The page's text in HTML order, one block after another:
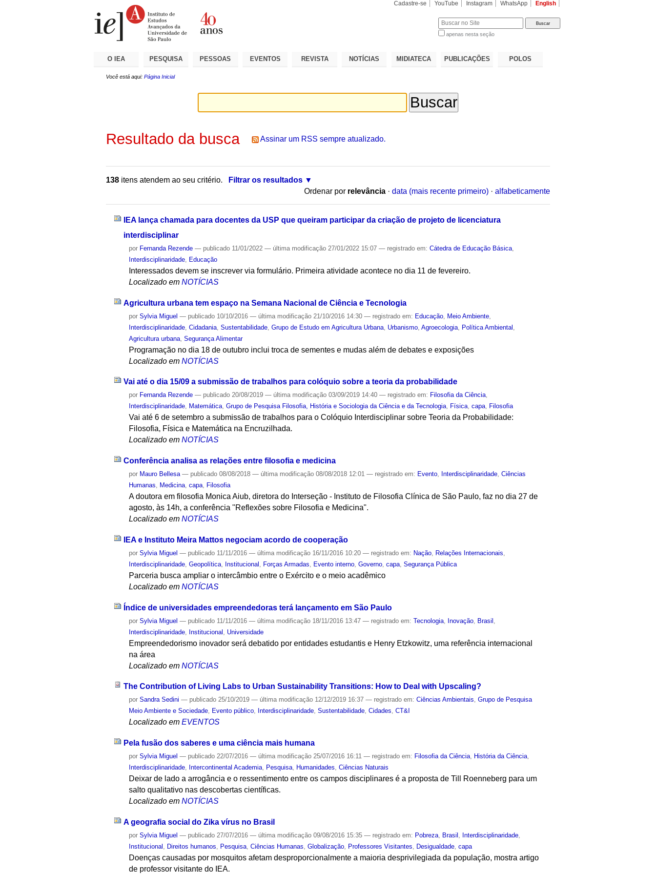
Cadastre-se YouTube Instagram WhatsApp English
apenas nesta seção
O IEA PESQUISA PESSOAS EVENTOS REVISTA NOTÍCIAS MIDIATECA PUBLICAÇÕES POLOS
Você está aqui: Página Inicial
Resultado da busca Assinar um RSS sempre atualizado.
138 itens atendem ao seu critério.
Filtrar os resultados
Ordenar por relevância · data (mais recente primeiro) · alfabeticamente
IEA lança chamada para docentes da USP que queiram participar da criação de projeto de licenciatura
interdisciplinar
por Fernanda Rezende — publicado 11/01/2022— última modificação 27/01/2022 15:07— registrado em:Cátedra de Educação Básica
Interdisciplinaridade
Educação
Interessados devem se inscrever via formulário. Primeira atividade acontece no dia 11 de fevereiro.
Localizado em NOTÍCIAS
Agricultura urbana tem espaço na Semana Nacional de Ciência e Tecnologia
porSylvia Miguel — publicado 10/10/2016— última modificação 21/10/2016 14:30— registrado em: Educação Meio Ambiente
Interdisciplinaridade ,Cidadania ,Sustentabilidade ,Grupo de Estudo em Agricultura Urbana Urbanismo ,Agroecologia Política Ambiental
Agricultura urbana ,Segurança Alimentar
Programação no dia 18 de outubro inclui troca de sementes e mudas além de debates e exposições
Localizado em NOTÍCIAS
Vai até o dia 15/09 a submissão de trabalhos para colóquio sobre a teoria da probabilidade
por Fernanda Rezende — publicado 20/08/2019— última modificação 03/09/2019 14:40— registrado em: Filosofia da Ciência,
Interdisciplinaridade, Matemática,Grupo de Pesquisa Filosofia, História e Sociologia da Ciência e da Tecnologia, Física,capa, Filosofia
Vai até 6 de setembro a submissão de trabalhos para o Colóquio Interdisciplinar sobre Teoria da Probabilidade:
Filosofia, Física e Matemática na Encruzilhada.
Localizado em NOTÍCIAS
Conferência analisa as relações entre filosofia e medicina
por Mauro Bellesa — publicado 08/08/2018— última modificação 08/08/2018 12:01— registrado em: Evento, Interdisciplinaridade,Ciências
Humanas, Medicina,capa, Filosofia
A doutora em filosofia Monica Aiub, diretora do Interseção - Instituto de Filosofia Clínica de São Paulo, faz no dia 27 de
agosto, às 14h, a conferência "Reflexões sobre Filosofia e Medicina".
Localizado em NOTÍCIAS
IEA e Instituto Meira Mattos negociam acordo de cooperação
porSylvia Miguel — publicado 11/11/2016— última modificação 16/11/2016 10:20— registrado em: Nação Relações Internacionais
Interdisciplinaridade ,Geopolítica Institucional Forças Armadas Evento interno ,Governo ,capa ,Segurança Pública
Parceria busca ampliar o intercâmbio entre o Exército e o meio acadêmico
Localizado em NOTÍCIAS
Índice de universidades empreendedoras terá lançamento em São Paulo
porSylvia Miguel — publicado 11/11/2016— última modificação 18/11/2016 13:47— registrado em:Tecnologia Inovação Brasil
Interdisciplinaridade Institucional Universidade
Empreendedorismo inovador será debatido por entidades estudantis e Henry Etzkowitz, uma referência internacional
na área
Localizado em NOTÍCIAS
The Contribution of Living Labs to Urban Sustainability Transitions: How to Deal with Upscaling?
porSandra Sedini — publicado 25/10/2019— última modificação 12/12/2019 16:37— registrado em:Ciências Ambientais,Grupo de Pesquisa
Meio Ambiente e Sociedade, Evento público, Interdisciplinaridade,Sustentabilidade,Cidades,CT&I
Localizado em EVENTOS
Pela fusão dos saberes e uma ciência mais humana
porSylvia Miguel — publicado 22/07/2016— última modificação 25/07/2016 16:11— registrado em: Filosofia da Ciência História da Ciência
Interdisciplinaridade
Intercontinental Academia Pesquisa Humanidades ,Ciências Naturais
Deixar de lado a arrogância e o ressentimento entre os campos disciplinares é a proposta de Till Roenneberg para um
salto qualitativo nas descobertas científicas.
Localizado em NOTÍCIAS
A geografia social do Zika vírus no Brasil
porSylvia Miguel — publicado 27/07/2016— última modificação 09/08/2016 15:35— registrado em: Pobreza Brasil Interdisciplinaridade
Institucional
Direitos humanos Pesquisa ,Ciências Humanas ,Globalização Professores Visitantes Desigualdade ,capa
Doenças causadas por mosquitos afetam desproporcionalmente a maioria desprivilegiada da população, mostra artigo
de professor visitante do IEA.